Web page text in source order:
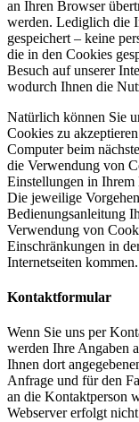
an Ihren Browser
werden. Lediglich die
gespeichert – keine
die in den Cookies
Besuch auf unserer
wodurch Ihnen die
Natürlich können Sie
Cookies zu
Computer beim
die Verwendung von
Einstellungen in Ihrem
Die jeweilige
Bedienungsanleitung
Verwendung von
Einschränkungen in
Internetseiten kommen.
Kontaktformular
Wenn Sie uns per
werden Ihre Angaben
Ihnen dort
Anfrage und für den
an die Kontaktperson
Webserver erfolgt